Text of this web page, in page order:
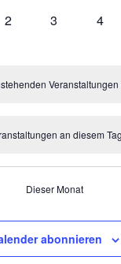
0
2
0
3
0
4
an diesem
Dieser Monat
abonnieren